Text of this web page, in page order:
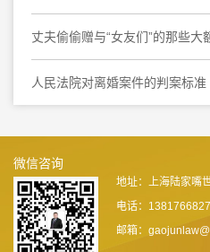
丈夫偷偷赠与“女友们”的那些
人民法院对离婚案件的判案标准
微信咨询
地址：上海陆家嘴
电话：
邮箱：